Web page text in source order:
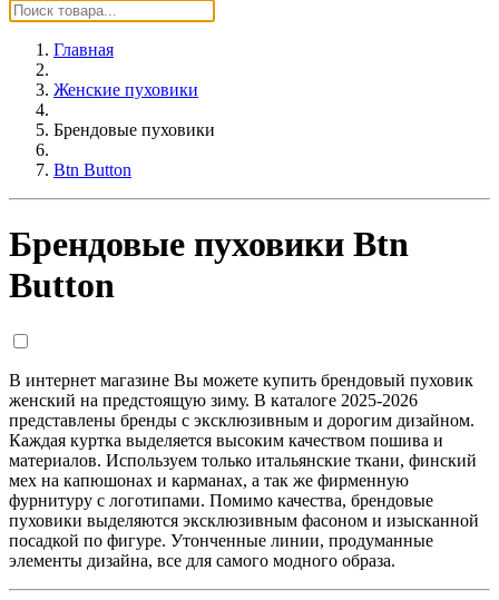
Главная
Женские пуховики
Брендовые пуховики
Btn Button
Брендовые пуховики Btn
Button
В интернет магазине Вы можете купить брендовый пуховик
женский на предстоящую зиму. В каталоге 2025-2026
представлены бренды с эксклюзивным и дорогим дизайном.
Каждая куртка выделяется высоким качеством пошива и
материалов. Используем только итальянские ткани, финский
мех на капюшонах и карманах, а так же фирменную
фурнитуру с логотипами. Помимо качества, брендовые
пуховики выделяются эксклюзивным фасоном и изысканной
посадкой по фигуре. Утонченные линии, продуманные
элементы дизайна, все для самого модного образа.